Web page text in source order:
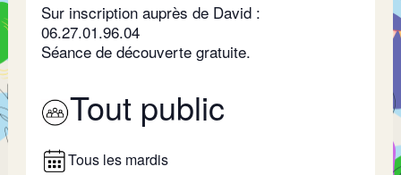
Sur inscription auprès de David :
06.27.01.96.04
Séance de découverte gratuite.
Tout public
Tous les mardis